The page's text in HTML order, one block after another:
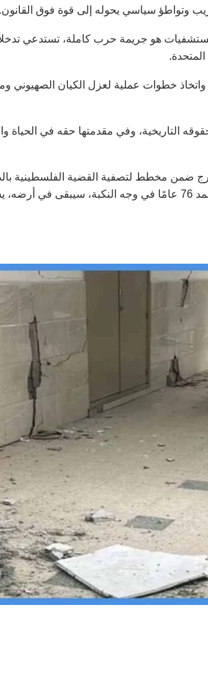
وتواطؤ سياسي يحوله إلى قوة فوق القانون.
هو جريمة حرب كاملة، تستدعي
خطوات عملية لعزل الكيان الصهيوني
التاريخية، وفي مقدمتها حقه في الحياة
ضمن مخطط لتصفية القضية الفلسطينية
بأدوات أكثر وحشية. لكن الاحتلال لن ينال مراده، لأن شعبنا الذي صمد 76 عامًا في وجه